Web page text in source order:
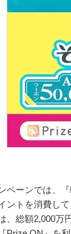
ペーンでは、
ントを消費し
、総額2,000万